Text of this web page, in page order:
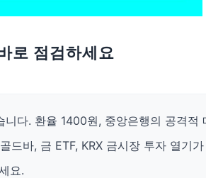
로 점검하세요
다. 환율 1400원, 중앙은행의 공격적
바, 금 ETF, KRX 금시장 투자 열기
요.